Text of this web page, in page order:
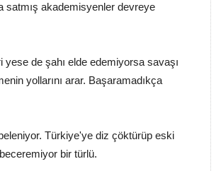
satmış akademisyenler devreye
yese de şahı elde edemiyorsa savaşı
yollarını arar. Başaramadıkça
Türkiye'ye diz çöktürüp eski
bir türlü.